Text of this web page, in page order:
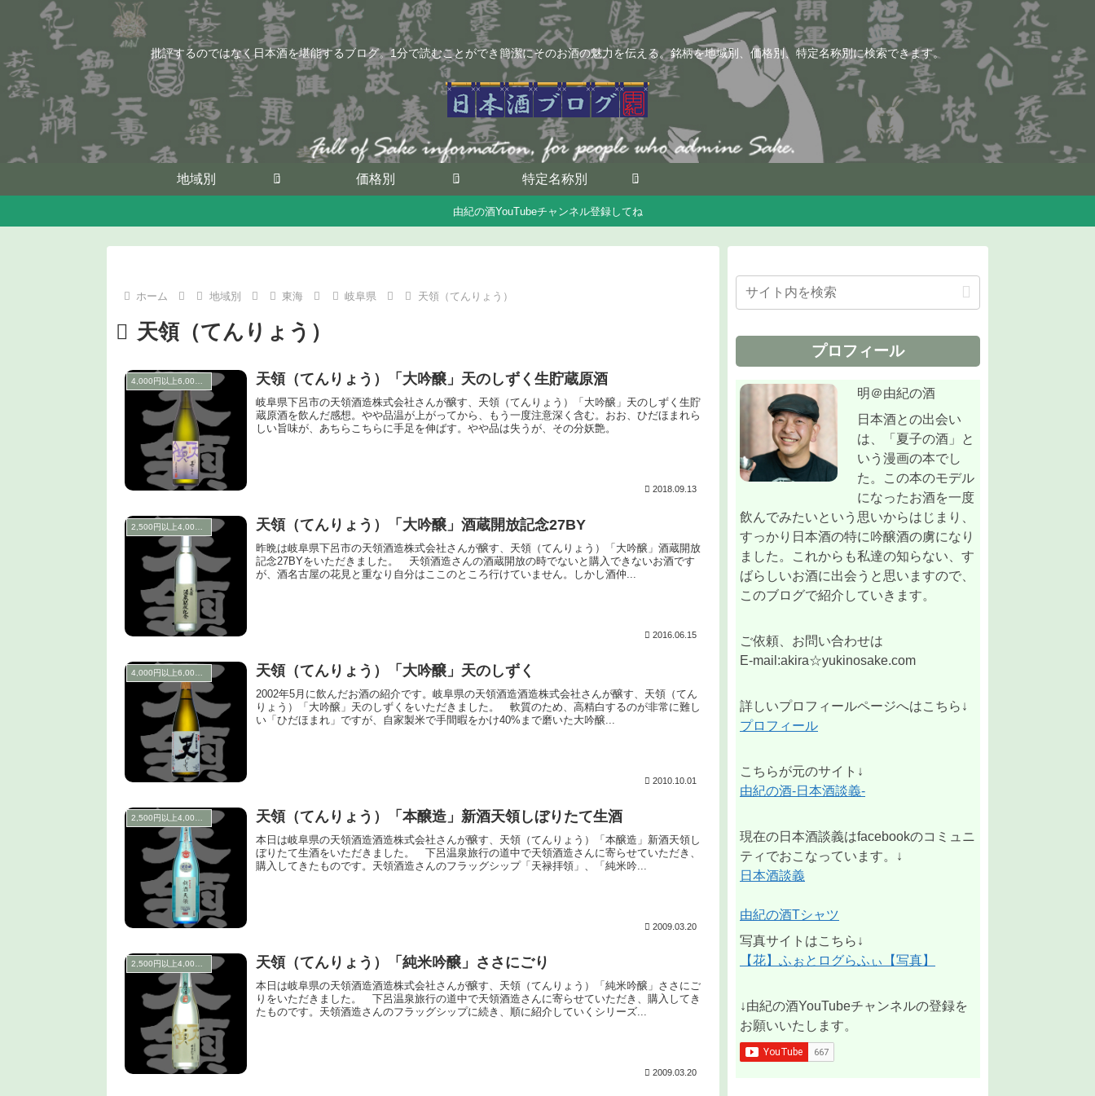
批評するのではなく日本酒を堪能するブログ。1分で読むことができ簡潔にそのお酒の魅力を伝える。銘柄を地域別、価格別、特定名称別に検索できます。
地域別 価格別 特定名称別
由紀の酒YouTubeチャンネル登録してね
ホーム 地域別 東海 岐阜県 天領（てんりょう）
天領（てんりょう）
天領（てんりょう）「大吟醸」天のしずく生貯蔵原酒
岐阜県下呂市の天領酒造株式会社さんが醸す、天領（てんりょう）「大吟醸」天のしずく生貯
蔵原酒を飲んだ感想。やや品温が上がってから、もう一度注意深く含む。おお、ひだほまれら
しい旨味が、あちらこちらに手足を伸ばす。やや品は失うが、その分妖艶。
2018.09.13
天領（てんりょう）「大吟醸」酒蔵開放記念27BY
昨晩は岐阜県下呂市の天領酒造株式会社さんが醸す、天領（てんりょう）「大吟醸」酒蔵開放
記念27BYをいただきました。 天領酒造さんの酒蔵開放の時でないと購入できないお酒です
が、酒名古屋の花見と重なり自分はここのところ行けていません。しかし酒仲...
2016.06.15
天領（てんりょう）「大吟醸」天のしずく
2002年5月に飲んだお酒の紹介です。岐阜県の天領酒造酒造株式会社さんが醸す、天領（てん
りょう）「大吟醸」天のしずくをいただきました。 軟質のため、高精白するのが非常に難し
い「ひだほまれ」ですが、自家製米で手間暇をかけ40%まで磨いた大吟醸...
2010.10.01
2,500円以上4,000円未満 天領（てんりょう）「本醸造」新酒天領しぼりたて生酒
本日は岐阜県の天領酒造酒造株式会社さんが醸す、天領（てんりょう）「本醸造」新酒天領し
ぼりたて生酒をいただきました。 下呂温泉旅行の道中で天領酒造さんに寄らせていただき、
購入してきたものです。天領酒造さんのフラッグシップ「天禄拝領」、「純米吟...
2009.03.20
2,500円以上4,000円未満 天領（てんりょう）「純米吟醸」ささにごり
本日は岐阜県の天領酒造酒造株式会社さんが醸す、天領（てんりょう）「純米吟醸」ささにご
りをいただきました。 下呂温泉旅行の道中で天領酒造さんに寄らせていただき、購入してき
たものです。天領酒造さんのフラッグシップに続き、順に紹介していくシリーズ...
2009.03.20
プロフィール
明＠由紀の酒
日本酒との出会い
は、「夏子の酒」と
いう漫画の本でし
た。この本のモデル
になったお酒を一度
飲んでみたいという思いからはじまり、
すっかり日本酒の特に吟醸酒の虜になり
ました。これからも私達の知らない、す
ばらしいお酒に出会うと思いますので、
このブログで紹介していきます。
ご依頼、お問い合わせは
E-mail:akira☆yukinosake.com
詳しいプロフィールページへはこちら↓
プロフィール
こちらが元のサイト↓
由紀の酒-日本酒談義-
現在の日本酒談義はfacebookのコミュニ
ティでおこなっています。↓
日本酒談義
由紀の酒Tシャツ
写真サイトはこちら↓
【花】ふぉとログらふぃ【写真】
↓由紀の酒YouTubeチャンネルの登録を
お願いいたします。